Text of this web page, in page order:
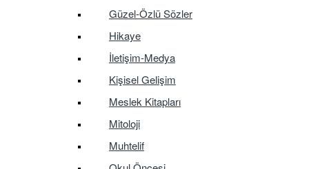
Güzel-Özlü Sözler
Hikaye
İletişim-Medya
Kişisel Gelişim
Meslek Kitapları
Mitoloji
Muhtelif